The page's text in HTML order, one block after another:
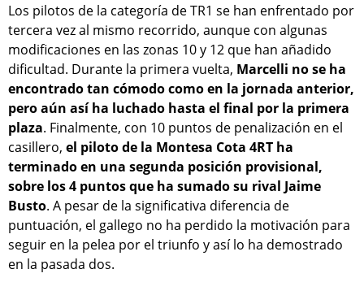
Los pilotos de la categoría de TR1 se han enfrentado por
tercera vez al mismo recorrido, aunque con algunas
modificaciones en las zonas 10 y 12 que han añadido
dificultad. Durante la primera vuelta, Marcelli no se ha
encontrado tan cómodo como en la jornada anterior,
pero aún así ha luchado hasta el final por la primera
plaza. Finalmente, con 10 puntos de penalización en el
casillero, el piloto de la Montesa Cota 4RT ha
terminado en una segunda posición provisional,
sobre los 4 puntos que ha sumado su rival Jaime
Busto. A pesar de la significativa diferencia de
puntuación, el gallego no ha perdido la motivación para
seguir en la pelea por el triunfo y así lo ha demostrado
en la pasada dos.